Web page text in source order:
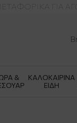
ΓΙΑ
&
ΚΑΛΟΚΑΙΡΙΝΑ
ΕΙΔΗ